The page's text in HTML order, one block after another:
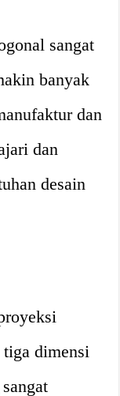
sangat
banyak
dan
dan
desain
dimensi